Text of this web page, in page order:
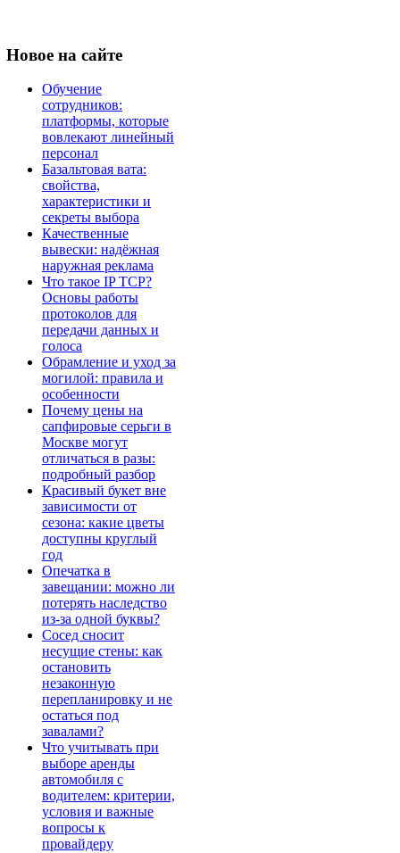
Новое на сайте
Обучение
сотрудников:
платформы, которые
вовлекают линейный
персонал
Базальтовая вата:
свойства,
характеристики и
секреты выбора
Качественные
вывески: надёжная
наружная реклама
Что такое IP TCP?
Основы работы
протоколов для
передачи данных и
голоса
Обрамление и уход за
могилой: правила и
особенности
Почему цены на
сапфировые серьги в
Москве могут
отличаться в разы:
подробный разбор
Красивый букет вне
зависимости от
сезона: какие цветы
доступны круглый
год
Опечатка в
завещании: можно ли
потерять наследство
из-за одной буквы?
Сосед сносит
несущие стены: как
остановить
незаконную
перепланировку и не
остаться под
завалами?
Что учитывать при
выборе аренды
автомобиля с
водителем: критерии,
условия и важные
вопросы к
провайдеру